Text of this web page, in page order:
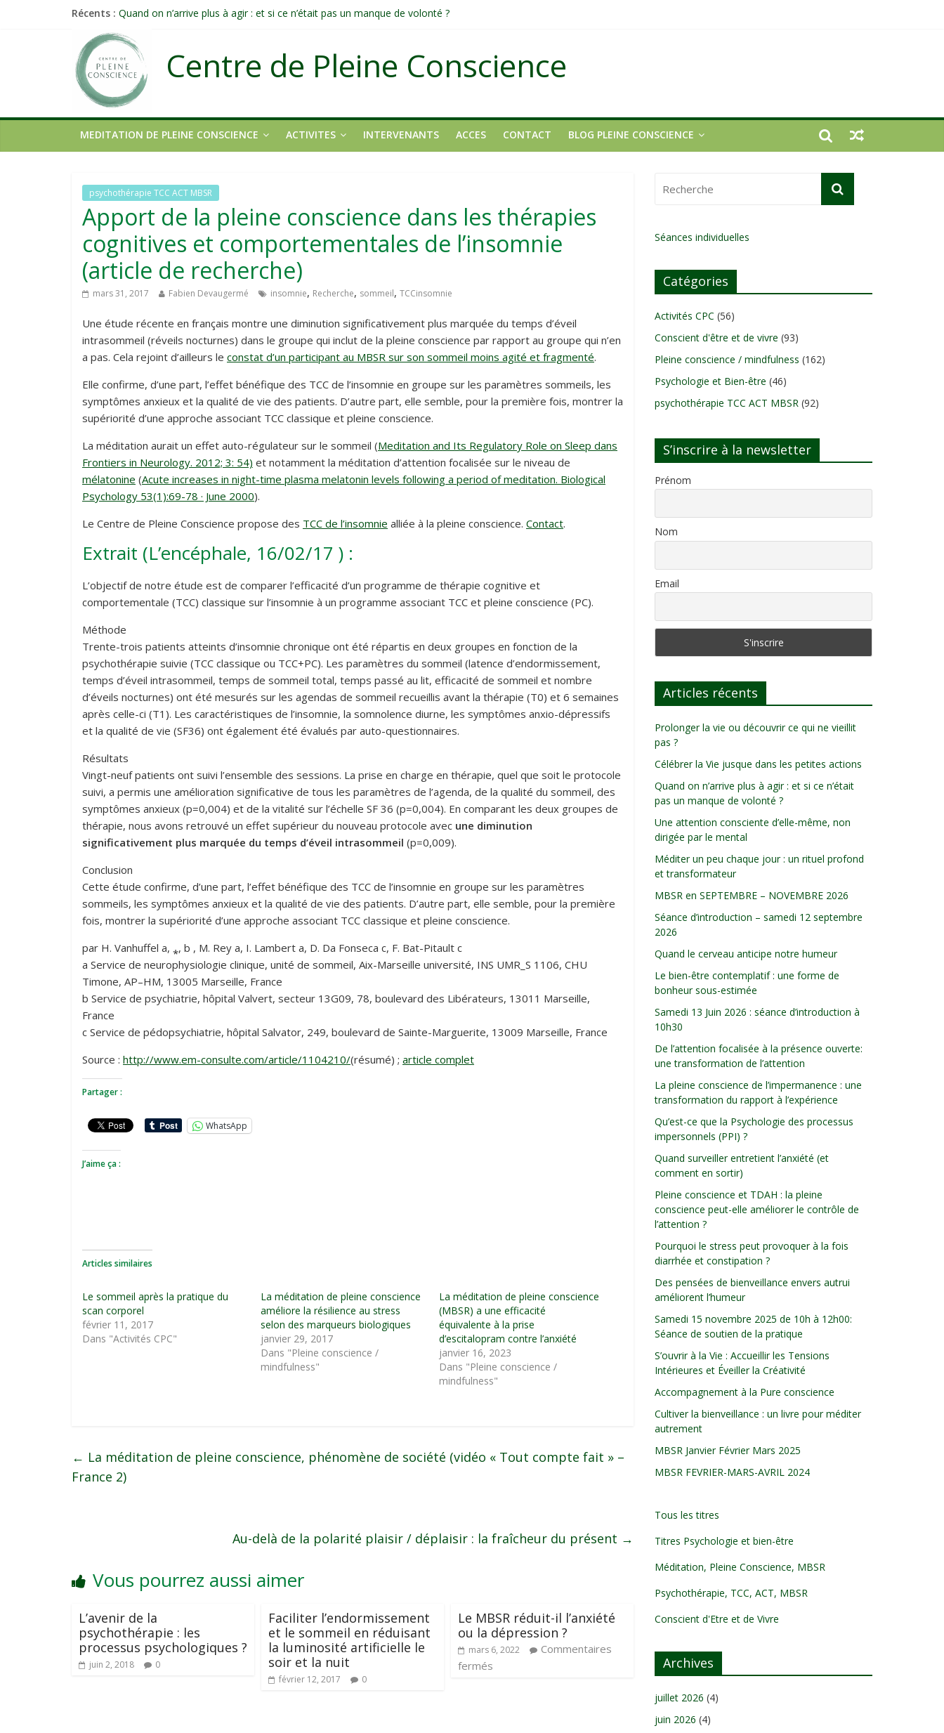
Récents : Quand on n’arrive plus à agir : et si ce n’était pas un manque de volonté ?
Méditer un peu chaque jour : un rituel profond et transformateur
Prolonger la vie ou découvrir ce qui ne vieillit pas ?
Célébrer la Vie jusque dans les petites actions
Centre de Pleine Conscience
MEDITATION DE PLEINE CONSCIENCE ACTIVITES INTERVENANTS ACCES CONTACT BLOG PLEINE CONSCIENCE
psychothérapie TCC ACT MBSR
Apport de la pleine conscience dans les thérapies
cognitives et comportementales de l’insomnie
(article de recherche)
mars 31, 2017 Fabien Devaugermé insomnie, Recherche, sommeil, TCCinsomnie
Une étude récente en français montre une diminution significativement plus marquée du temps d’éveil
intrasommeil (réveils nocturnes) dans le groupe qui inclut de la pleine conscience par rapport au groupe qui n’en
a pas. Cela rejoint d’ailleurs le constat d’un participant au MBSR sur son sommeil moins agité et fragmenté.
Elle confirme, d’une part, l’effet bénéfique des TCC de l’insomnie en groupe sur les paramètres sommeils, les
symptômes anxieux et la qualité de vie des patients. D’autre part, elle semble, pour la première fois, montrer la
supériorité d’une approche associant TCC classique et pleine conscience.
La méditation aurait un effet auto-régulateur sur le sommeil (Meditation and Its Regulatory Role on Sleep dans
Frontiers in Neurology. 2012; 3: 54) et notamment la méditation d’attention focalisée sur le niveau de
mélatonine (Acute increases in night-time plasma melatonin levels following a period of meditation. Biological
Psychology 53(1):69-78 · June 2000).
Le Centre de Pleine Conscience propose des TCC de l’insomnie alliée à la pleine conscience. Contact.
Extrait (L’encéphale, 16/02/17 ) :
L’objectif de notre étude est de comparer l’efficacité d’un programme de thérapie cognitive et
comportementale (TCC) classique sur l’insomnie à un programme associant TCC et pleine conscience (PC).
Méthode
Trente-trois patients atteints d’insomnie chronique ont été répartis en deux groupes en fonction de la
psychothérapie suivie (TCC classique ou TCC+PC). Les paramètres du sommeil (latence d’endormissement,
temps d’éveil intrasommeil, temps de sommeil total, temps passé au lit, efficacité de sommeil et nombre
d’éveils nocturnes) ont été mesurés sur les agendas de sommeil recueillis avant la thérapie (T0) et 6 semaines
après celle-ci (T1). Les caractéristiques de l’insomnie, la somnolence diurne, les symptômes anxio-dépressifs
et la qualité de vie (SF36) ont également été évalués par auto-questionnaires.
Résultats
Vingt-neuf patients ont suivi l’ensemble des sessions. La prise en charge en thérapie, quel que soit le protocole
suivi, a permis une amélioration significative de tous les paramètres de l’agenda, de la qualité du sommeil, des
symptômes anxieux (p=0,004) et de la vitalité sur l’échelle SF 36 (p=0,004). En comparant les deux groupes de
thérapie, nous avons retrouvé un effet supérieur du nouveau protocole avec une diminution
significativement plus marquée du temps d’éveil intrasommeil (p=0,009).
Conclusion
Cette étude confirme, d’une part, l’effet bénéfique des TCC de l’insomnie en groupe sur les paramètres
sommeils, les symptômes anxieux et la qualité de vie des patients. D’autre part, elle semble, pour la première
fois, montrer la supériorité d’une approche associant TCC classique et pleine conscience.
par H. Vanhuffel a, ⁎, b , M. Rey a, I. Lambert a, D. Da Fonseca c, F. Bat-Pitault c
a Service de neurophysiologie clinique, unité de sommeil, Aix-Marseille université, INS UMR_S 1106, CHU
Timone, AP–HM, 13005 Marseille, France
b Service de psychiatrie, hôpital Valvert, secteur 13G09, 78, boulevard des Libérateurs, 13011 Marseille,
France
c Service de pédopsychiatrie, hôpital Salvator, 249, boulevard de Sainte-Marguerite, 13009 Marseille, France
Source : http://www.em-consulte.com/article/1104210/(résumé) ; article complet
Partager :
WhatsApp
J’aime ça :
Articles similaires
Le sommeil après la pratique du
scan corporel
février 11, 2017
Dans "Activités CPC"
La méditation de pleine conscience
améliore la résilience au stress
selon des marqueurs biologiques
janvier 29, 2017
Dans "Pleine conscience /
mindfulness"
La méditation de pleine conscience
(MBSR) a une efficacité
équivalente à la prise
d’escitalopram contre l’anxiété
janvier 16, 2023
Dans "Pleine conscience /
mindfulness"
← La méditation de pleine conscience, phénomène de société (vidéo « Tout compte fait » –
France 2)
Au-delà de la polarité plaisir / déplaisir : la fraîcheur du présent →
Vous pourrez aussi aimer
L’avenir de la
psychothérapie : les
processus psychologiques ?
juin 2, 2018 0
Faciliter l’endormissement
et le sommeil en réduisant
la luminosité artificielle le
soir et la nuit
février 12, 2017 0
Le MBSR réduit-il l’anxiété
ou la dépression ?
mars 6, 2022
Commentaires
fermés
Séances individuelles
Catégories
Activités CPC (56)
Conscient d'être et de vivre (93)
Pleine conscience / mindfulness (162)
Psychologie et Bien-être (46)
psychothérapie TCC ACT MBSR (92)
S’inscrire à la newsletter
Prénom
Nom
Email
Articles récents
Prolonger la vie ou découvrir ce qui ne vieillit
pas ?
Célébrer la Vie jusque dans les petites actions
Quand on n’arrive plus à agir : et si ce n’était
pas un manque de volonté ?
Une attention consciente d’elle-même, non
dirigée par le mental
Méditer un peu chaque jour : un rituel profond
et transformateur
MBSR en SEPTEMBRE – NOVEMBRE 2026
Séance d’introduction – samedi 12 septembre
2026
Quand le cerveau anticipe notre humeur
Le bien-être contemplatif : une forme de
bonheur sous-estimée
Samedi 13 Juin 2026 : séance d’introduction à
10h30
De l’attention focalisée à la présence ouverte:
une transformation de l’attention
La pleine conscience de l’impermanence : une
transformation du rapport à l’expérience
Qu’est-ce que la Psychologie des processus
impersonnels (PPI) ?
Quand surveiller entretient l’anxiété (et
comment en sortir)
Pleine conscience et TDAH : la pleine
conscience peut-elle améliorer le contrôle de
l’attention ?
Pourquoi le stress peut provoquer à la fois
diarrhée et constipation ?
Des pensées de bienveillance envers autrui
améliorent l’humeur
Samedi 15 novembre 2025 de 10h à 12h00:
Séance de soutien de la pratique
S’ouvrir à la Vie : Accueillir les Tensions
Intérieures et Éveiller la Créativité
Accompagnement à la Pure conscience
Cultiver la bienveillance : un livre pour méditer
autrement
MBSR Janvier Février Mars 2025
MBSR FEVRIER-MARS-AVRIL 2024
Tous les titres
Titres Psychologie et bien-être
Méditation, Pleine Conscience, MBSR
Psychothérapie, TCC, ACT, MBSR
Conscient d'Etre et de Vivre
Archives
juillet 2026 (4)
juin 2026 (4)